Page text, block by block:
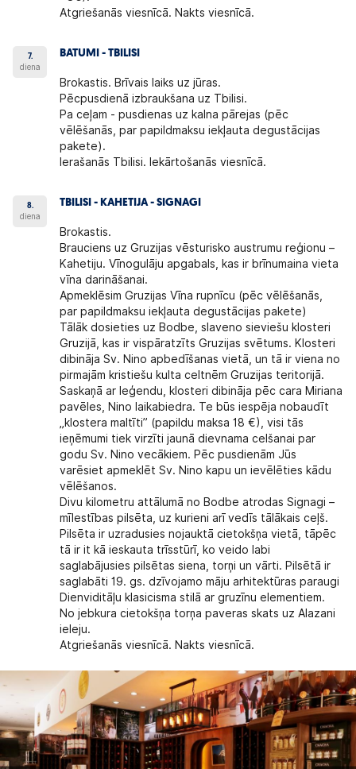
Atgriešanās viesnīcā. Nakts viesnīcā.
7.
diena
BATUMI - TBILISI
Brokastis. Brīvais laiks uz jūras.
Pēcpusdienā izbraukšana uz Tbilisi.
Pa ceļam - pusdienas uz kalna pārejas (pēc
vēlēšanās, par papildmaksu iekļauta degustācijas
pakete).
Ierašanās Tbilisi. Iekārtošanās viesnīcā.
8.
diena
TBILISI - KAHETIJA - SIGNAGI
Brokastis.
Brauciens uz Gruzijas vēsturisko austrumu reģionu –
Kahetiju. Vīnogulāju apgabals, kas ir brīnumaina vieta
vīna darināšanai.
Apmeklēsim Gruzijas Vīna rupnīcu (pēc vēlēšanās,
par papildmaksu iekļauta degustācijas pakete)
Tālāk dosieties uz Bodbe, slaveno sieviešu klosteri
Gruzijā, kas ir vispāratzīts Gruzijas svētums. Klosteri
dibināja Sv. Nino apbedīšanas vietā, un tā ir viena no
pirmajām kristiešu kulta celtnēm Gruzijas teritorijā.
Saskaņā ar leģendu, klosteri dibināja pēc cara Miriana
pavēles, Nino laikabiedra. Te būs iespēja nobaudīt
„klostera maltīti” (papildu maksa 18 €), visi tās
ieņēmumi tiek virzīti jaunā dievnama celšanai par
godu Sv. Nino vecākiem. Pēc pusdienām Jūs
varēsiet apmeklēt Sv. Nino kapu un ievēlēties kādu
vēlēšanos.
Divu kilometru attālumā no Bodbe atrodas Signagi –
mīlestības pilsēta, uz kurieni arī vedīs tālākais ceļš.
Pilsēta ir uzradusies nojauktā cietokšņa vietā, tāpēc
tā ir it kā ieskauta trīsstūrī, ko veido labi
saglabājusies pilsētas siena, torņi un vārti. Pilsētā ir
saglabāti 19. gs. dzīvojamo māju arhitektūras paraugi
Dienviditāļu klasicisma stilā ar gruzīnu elementiem.
No jebkura cietokšņa torņa paveras skats uz Alazani
ieleju.
Atgriešanās viesnīcā. Nakts viesnīcā.